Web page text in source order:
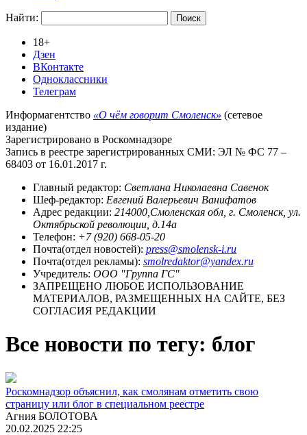
Найти:
18+
Дзен
ВКонтакте
Одноклассники
Телеграм
Информагентство «О чём говорит Смоленск» (сетевое
издание)
Зарегистрировано в Роскомнадзоре
Запись в реестре зарегистрированных СМИ: ЭЛ № ФС 77 –
68403 от 16.01.2017 г.
Главный редактор: Светлана Николаевна Савенок
Шеф-редактор: Евгений Валерьевич Ванифатов
Адрес редакции: 214000,Смоленская обл, г. Смоленск, ул.
Октябрьской революции, д.14а
Телефон: +7 (920) 668-05-20
Почта(отдел новостей): press@smolensk-i.ru
Почта(отдел рекламы): smolredaktor@yandex.ru
Учредитель: ООО "Группа ГС"
ЗАПРЕЩЕНО ЛЮБОЕ ИСПОЛЬЗОВАНИЕ
МАТЕРИАЛОВ, РАЗМЕЩЕННЫХ НА САЙТЕ, БЕЗ
СОГЛАСИЯ РЕДАКЦИИ
Все новости по тегу: блог
Роскомнадзор объяснил, как смолянам отметить свою
страницу или блог в специальном реестре
Агния БОЛОТОВА
20.02.2025 22:25